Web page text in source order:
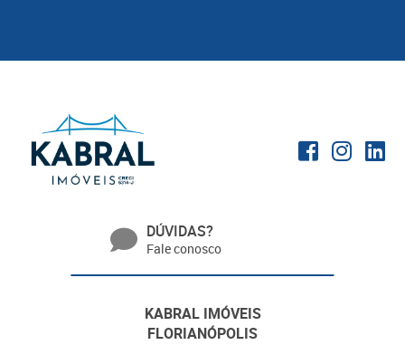
DÚVIDAS?
Fale conosco
KABRAL IMÓVEIS
FLORIANÓPOLIS